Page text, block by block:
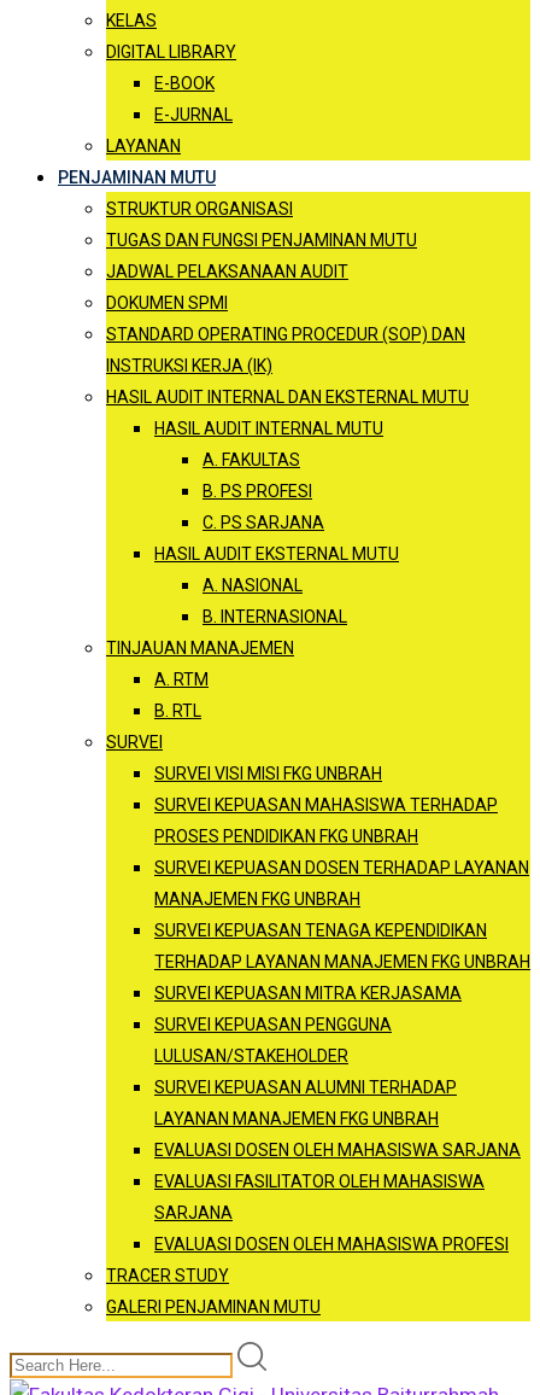
KELAS
DIGITAL LIBRARY
E-BOOK
E-JURNAL
LAYANAN
PENJAMINAN MUTU
STRUKTUR ORGANISASI
TUGAS DAN FUNGSI PENJAMINAN MUTU
JADWAL PELAKSANAAN AUDIT
DOKUMEN SPMI
STANDARD OPERATING PROCEDUR (SOP) DAN
INSTRUKSI KERJA (IK)
HASIL AUDIT INTERNAL DAN EKSTERNAL MUTU
HASIL AUDIT INTERNAL MUTU
A. FAKULTAS
B. PS PROFESI
C. PS SARJANA
HASIL AUDIT EKSTERNAL MUTU
A. NASIONAL
B. INTERNASIONAL
TINJAUAN MANAJEMEN
A. RTM
B. RTL
SURVEI
SURVEI VISI MISI FKG UNBRAH
SURVEI KEPUASAN MAHASISWA TERHADAP
PROSES PENDIDIKAN FKG UNBRAH
SURVEI KEPUASAN DOSEN TERHADAP LAYANAN
MANAJEMEN FKG UNBRAH
SURVEI KEPUASAN TENAGA KEPENDIDIKAN
TERHADAP LAYANAN MANAJEMEN FKG UNBRAH
SURVEI KEPUASAN MITRA KERJASAMA
SURVEI KEPUASAN PENGGUNA
LULUSAN/STAKEHOLDER
SURVEI KEPUASAN ALUMNI TERHADAP
LAYANAN MANAJEMEN FKG UNBRAH
EVALUASI DOSEN OLEH MAHASISWA SARJANA
EVALUASI FASILITATOR OLEH MAHASISWA
SARJANA
EVALUASI DOSEN OLEH MAHASISWA PROFESI
TRACER STUDY
GALERI PENJAMINAN MUTU